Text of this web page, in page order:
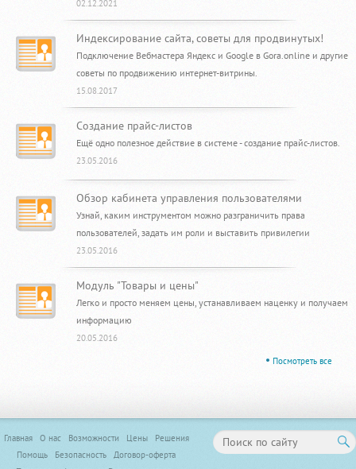
02.12.2021
Индексирование сайта, советы для продвинутых!
Подключение Вебмастера Яндекс и Google в Gora.online и другие
советы по продвижению интернет-витрины.
15.08.2017
Создание прайс-листов
Ещё одно полезное действие в системе - создание прайс-листов.
23.05.2016
Обзор кабинета управления пользователями
Узнай, каким инструментом можно разграничить права
пользователей, задать им роли и выставить привилегии
23.05.2016
Модуль "Товары и цены"
Легко и просто меняем цены, устанавливаем наценку и получаем
информацию
20.05.2016
Посмотреть все
Главная О нас Возможности Цены
Решения
Помощь
Безопасность
Договор-офертa